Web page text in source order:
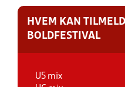
HVEM KAN
BOLDFESTIVAL
U5 mix